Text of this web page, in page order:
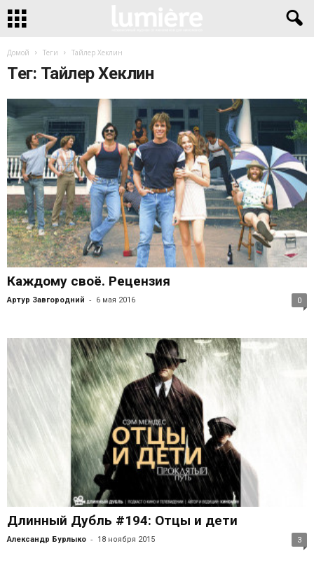
Домой Теги Тайлер Хеклин
Тег: Тайлер Хеклин
Каждому своё. Рецензия
Артур Завгородний - 6 мая 2016 0
Длинный Дубль #194: Отцы и дети
Александр Бурлыко - 18 ноября 2015 3